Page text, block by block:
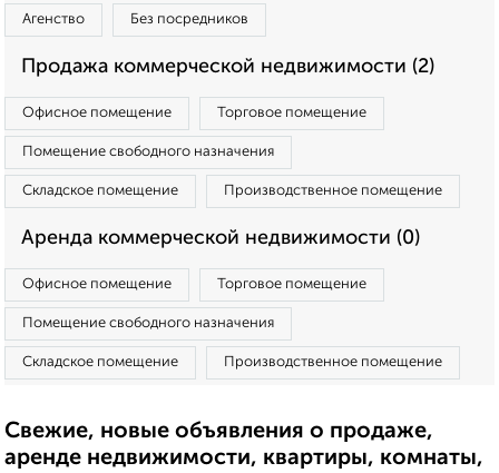
Агенство Без посредников
Продажа коммерческой недвижимости (2)
Офисное помещение Торговое помещение
Помещение свободного назначения
Складское помещение Производственное помещение
Аренда коммерческой недвижимости (0)
Офисное помещение Торговое помещение
Помещение свободного назначения
Складское помещение Производственное помещение
Свежие, новые объявления о продаже,
аренде недвижимости, квартиры, комнаты,